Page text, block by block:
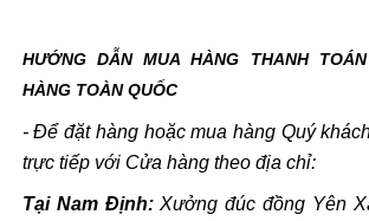
HƯỚNG DẪN MUA HÀNG THANH
HÀNG TOÀN QUỐC
- Để đặt hàng hoặc mua hàng Quý
trực tiếp với Cửa hàng theo địa chỉ:
Tại Nam Định:Xưởng đúc đồng Yên